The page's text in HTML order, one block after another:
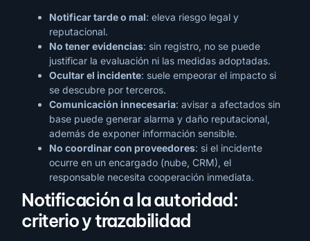
Notificar tarde o mal: eleva riesgo legal y
reputacional.
No tener evidencias: sin registro, no se puede
justificar la evaluación ni las medidas adoptadas.
Ocultar el incidente: suele empeorar el impacto si
se descubre por terceros.
Comunicación innecesaria: avisar a afectados sin
base puede generar alarma y daño reputacional,
además de exponer información sensible.
No coordinar con proveedores: si el incidente
ocurre en un encargado (nube, CRM), el
responsable necesita cooperación inmediata.
Notificación a la autoridad:
criterio y trazabilidad